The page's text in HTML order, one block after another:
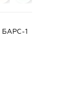
БАРС-1